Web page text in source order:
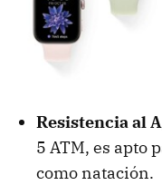
Resistencia al
5 ATM, es apto
como natación.